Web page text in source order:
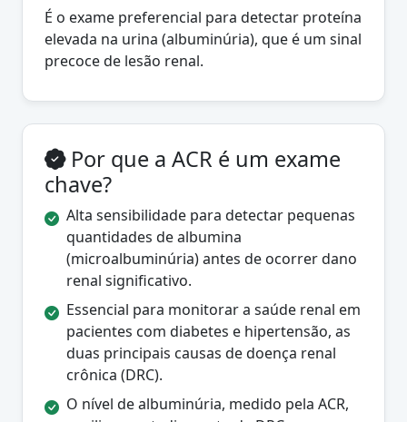
É o exame preferencial para detectar proteína
elevada na urina (albuminúria), que é um sinal
precoce de lesão renal.
Por que a ACR é um exame
chave?
Alta sensibilidade para detectar pequenas
quantidades de albumina
(microalbuminúria) antes de ocorrer dano
renal significativo.
Essencial para monitorar a saúde renal em
pacientes com diabetes e hipertensão, as
duas principais causas de doença renal
crônica (DRC).
O nível de albuminúria, medido pela ACR,